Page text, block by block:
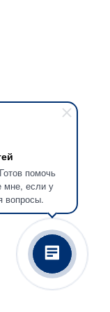
помочь
мне, если у
вопросы.